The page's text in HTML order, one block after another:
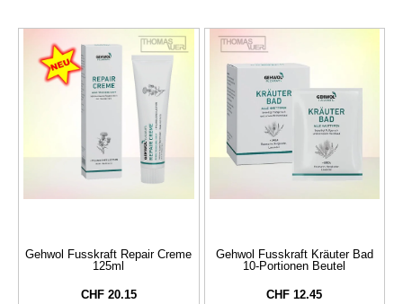
Gehwol Fusskraft Repair Creme
125ml
CHF20.15
Gehwol Fusskraft Kräuter Bad
10-Portionen Beutel
CHF 12.45